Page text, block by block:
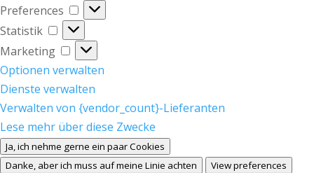
Preferences
Preferences
Statistik
Statistik
Marketing
Marketing
Optionen verwalten
Dienste verwalten
Verwalten von {vendor_count}-Lieferanten
Lese mehr über diese Zwecke
Ja, ich nehme gerne ein paar Cookies
Danke, aber ich muss auf meine Linie achten
View preferences